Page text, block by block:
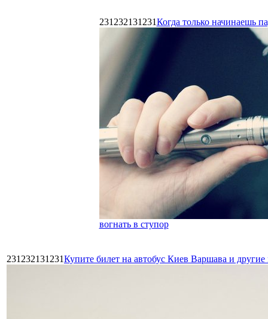
231232131231Когда только начинаешь
вогнать в ступор
231232131231Купите билет на автобус Киев Варшава и